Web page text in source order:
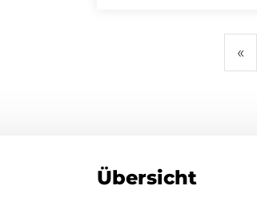
«
Übersicht